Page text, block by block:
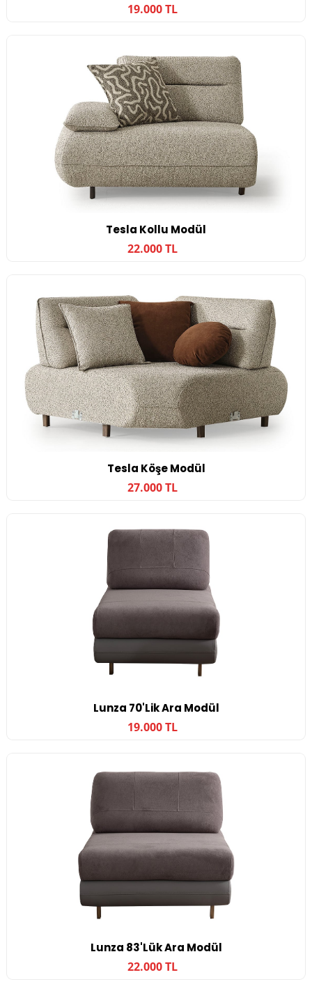
19.000 TL
Tesla Kollu Modül
22.000 TL
Tesla Köşe Modül
27.000 TL
Lunza 70'lik Ara Modül
19.000 TL
Lunza 83'lük Ara Modül
22.000 TL